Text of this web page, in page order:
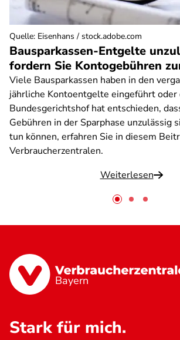
Bausparkassen-Entgelte
fordern Sie Kontogebühren
Viele Bausparkassen haben in den
jährliche Kontoentgelte eingeführt
Bundesgerichtshof hat entschieden,
Gebühren in der Sparphase unzulässig
tun können, erfahren Sie in diesem
Verbraucherzentralen.
Weiterlesen
Quelle: Eisenhans / stock.adobe.com
Bayern
Stark für mich.